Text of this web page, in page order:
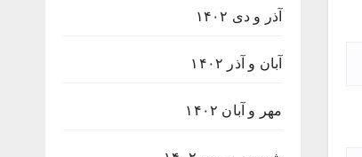
آذر و دی ۱۴۰۲
آبان و آذر ۱۴۰۲
مهر و آبان ۱۴۰۲